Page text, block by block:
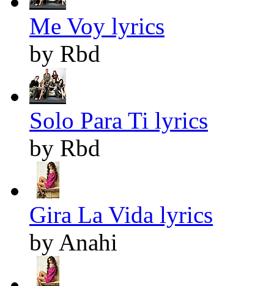
Me Voy lyrics
by Rbd
Solo Para Ti lyrics
by Rbd
Gira La Vida lyrics
by Anahi